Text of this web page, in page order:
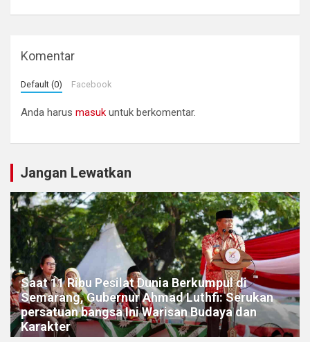
Komentar
Default (0) Facebook
Anda harus masuk untuk berkomentar.
Jangan Lewatkan
Saat 11 Ribu Pesilat Dunia Berkumpul di
Semarang, Gubernur Ahmad Luthfi: Serukan
persatuan bangsa Ini Warisan Budaya dan
Karakter